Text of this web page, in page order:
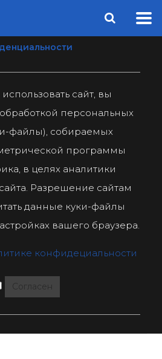
сайт, вы
персональных
файлы), собираемых
программы
в целях аналитики
Разрешение сайтам
данные куки-файлы
вашего браузера.
конфидециальности
Согласен